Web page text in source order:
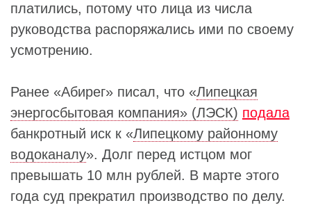
платились, потому что лица из числа
руководства распоряжались ими по своему
усмотрению.
Ранее «Абирег» писал, что «Липецкая
энергосбытовая компания» (ЛЭСК) подала
банкротный иск к «Липецкому районному
водоканалу». Долг перед истцом мог
превышать 10 млн рублей. В марте этого
года суд прекратил производство по делу.